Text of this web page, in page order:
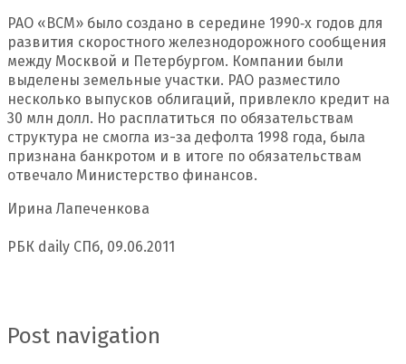
РАО «ВСМ» было создано в середине 1990‑х годов для
развития скоростного железнодорожного сообщения
между Москвой и Петербургом. Компании были
выделены земельные участки. РАО разместило
несколько выпусков облигаций, привлекло кредит на
30 млн долл. Но расплатиться по обязательствам
структура не смогла из-за дефолта 1998 года, была
признана банкротом и в итоге по обязательствам
отвечало Министерство финансов.
Ирина Лапеченкова
РБК daily СПб, 09.06.2011
Post navigation